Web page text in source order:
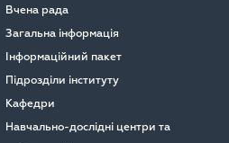
Вчена рада
Загальна інформація
Інформаційний пакет
Підрозділи інституту
Кафедри
Навчально-дослідні центри та